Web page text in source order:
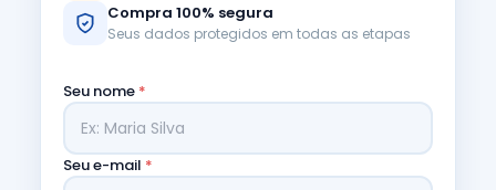
Compra 100% segura
Seus dados protegidos em todas as etapas
Seu nome *
Seu e-mail *